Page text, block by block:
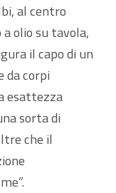
al centro
olio su tavola,
il capo di un
da corpi
esattezza
sorta di
che il